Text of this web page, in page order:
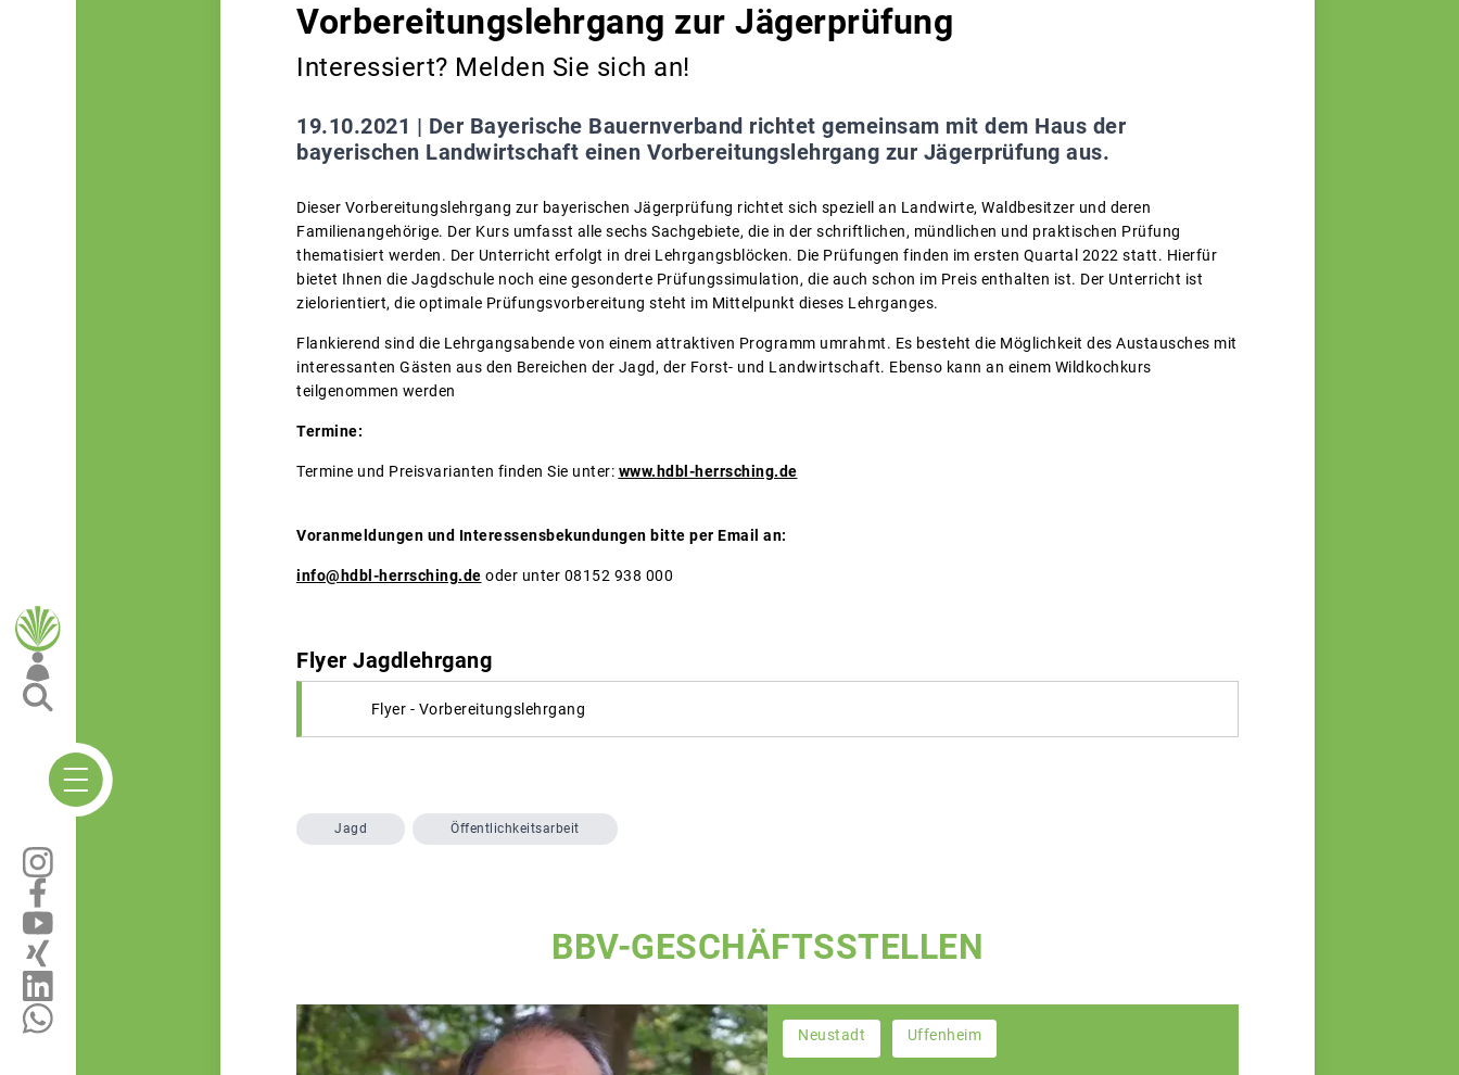
Vorbereitungslehrgang zur Jägerprüfung
Interessiert? Melden Sie sich an!
19.10.2021 | Der Bayerische Bauernverband richtet gemeinsam mit dem Haus der
bayerischen Landwirtschaft einen Vorbereitungslehrgang zur Jägerprüfung aus.
Dieser Vorbereitungslehrgang zur bayerischen Jägerprüfung richtet sich speziell an Landwirte, Waldbesitzer und deren
Familienangehörige. Der Kurs umfasst alle sechs Sachgebiete, die in der schriftlichen, mündlichen und praktischen Prüfung
thematisiert werden. Der Unterricht erfolgt in drei Lehrgangsblöcken. Die Prüfungen finden im ersten Quartal 2022 statt. Hierfür
bietet Ihnen die Jagdschule noch eine gesonderte Prüfungssimulation, die auch schon im Preis enthalten ist. Der Unterricht ist
zielorientiert, die optimale Prüfungsvorbereitung steht im Mittelpunkt dieses Lehrganges.
Flankierend sind die Lehrgangsabende von einem attraktiven Programm umrahmt. Es besteht die Möglichkeit des Austausches mit
interessanten Gästen aus den Bereichen der Jagd, der Forst- und Landwirtschaft. Ebenso kann an einem Wildkochkurs
teilgenommen werden
Termine:
Termine und Preisvarianten finden Sie unter: www.hdbl-herrsching.de
Voranmeldungen und Interessensbekundungen bitte per Email an:
info@hdbl-herrsching.de oder unter 08152 938 000
Flyer Jagdlehrgang
Flyer - Vorbereitungslehrgang
Jagd Öffentlichkeitsarbeit
BBV-GESCHÄFTSSTELLEN
Neustadt Uffenheim